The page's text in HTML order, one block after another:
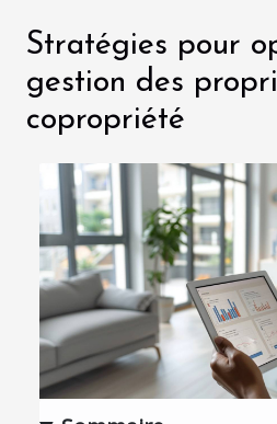
Stratégies pour
gestion des
copropriété